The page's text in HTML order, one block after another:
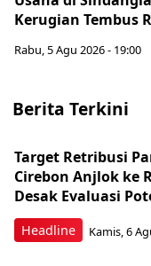
Kerugian Tembus
Rabu, 5 Agu 2026 - 19:00
Berita Terkini
Headline
Target Retribusi
Cirebon Anjlok ke
Desak Evaluasi
Kamis, 6